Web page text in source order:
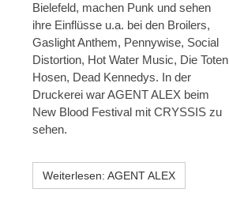
Bielefeld, machen Punk und sehen
ihre Einflüsse u.a. bei den Broilers,
Gaslight Anthem, Pennywise, Social
Distortion, Hot Water Music, Die Toten
Hosen, Dead Kennedys. In der
Druckerei war AGENT ALEX beim
New Blood Festival mit CRYSSIS zu
sehen.
Weiterlesen: AGENT ALEX